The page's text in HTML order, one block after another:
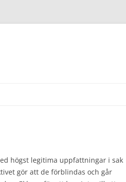
högst legitima uppfattningar i sak
gör att de förblindas och går